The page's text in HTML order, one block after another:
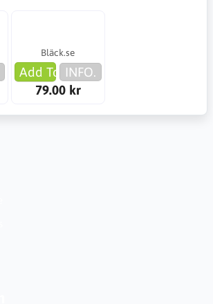
Bläck.se
Add To Cart
INFO.
79.00 kr